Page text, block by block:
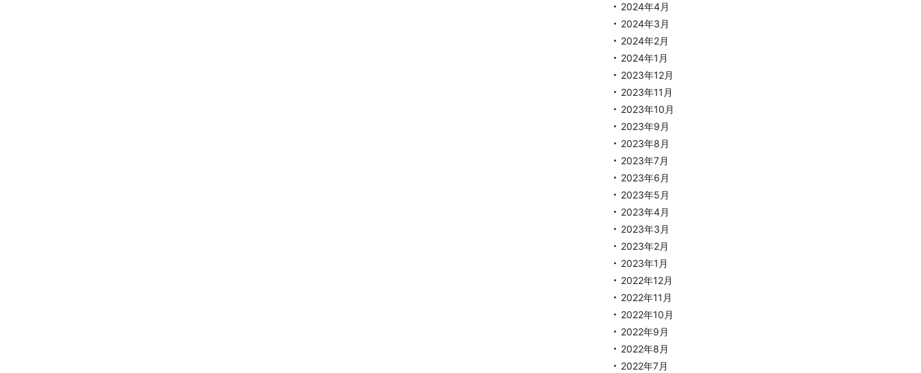
2024年4月
2024年3月
2024年2月
2024年1月
2023年12月
2023年11月
2023年10月
2023年9月
2023年8月
2023年7月
2023年6月
2023年5月
2023年4月
2023年3月
2023年2月
2023年1月
2022年12月
2022年11月
2022年10月
2022年9月
2022年8月
2022年7月